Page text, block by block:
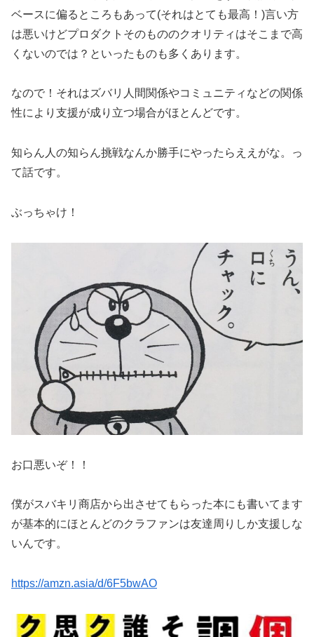
ベースに偏るところもあって(それはとても最高！)言い方
は悪いけどプロダクトそのもののクオリティはそこまで高
くないのでは？といったものも多くあります。
なので！それはズバリ人間関係やコミュニティなどの関係
性により支援が成り立つ場合がほとんどです。
知らん人の知らん挑戦なんか勝手にやったらええがな。っ
て話です。
ぶっちゃけ！
お口悪いぞ！！
僕がスバキリ商店から出させてもらった本にも書いてます
が基本的にほとんどのクラファンは友達周りしか支援しな
いんです。
https://amzn.asia/d/6F5bwAO